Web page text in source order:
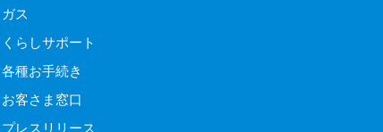
ガス
くらしサポート
各種お手続き
お客さま窓口
プレスリリース